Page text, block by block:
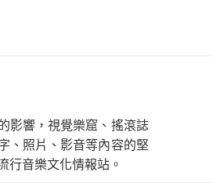
影響，視覺樂窟、搖滾誌
、照片、影音等內容的堅
行音樂文化情報站。